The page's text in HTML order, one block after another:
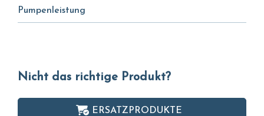
Pumpenleistung
Nicht das richtige Produkt?
ERSATZPRODUKTE